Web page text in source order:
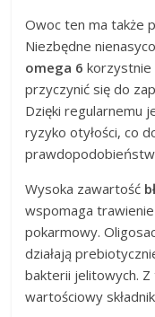
Owoc ten ma także
Niezbędne
omega 6 korzystnie
przyczynić się do
Dzięki regularnemu
ryzyko otyłości, co
Wysoka zawartość
wspomaga
pokarmowy.
działają
bakterii jelitowych.
wartościowy